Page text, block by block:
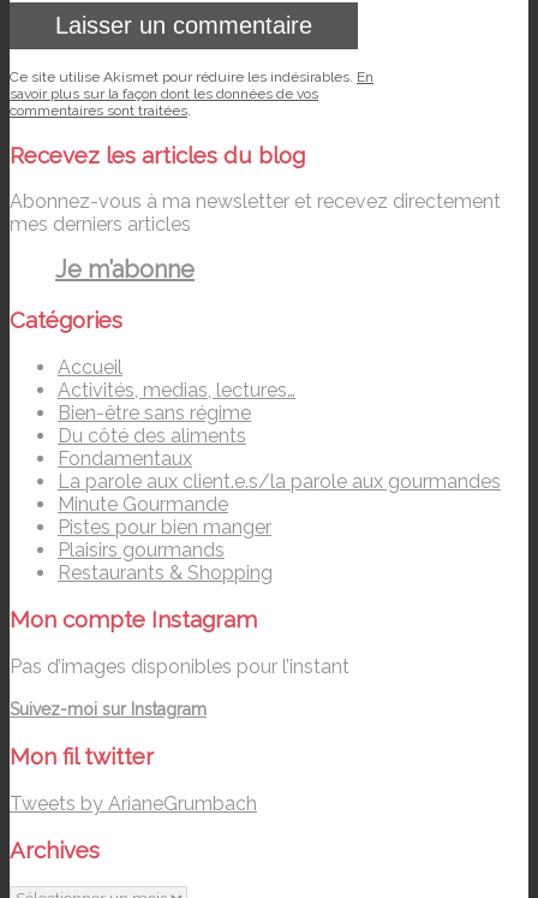
Ce site utilise Akismet pour réduire les indésirables. En
savoir plus sur la façon dont les données de vos
commentaires sont traitées.
Recevez les articles du blog
Abonnez-vous à ma newsletter et recevez directement
mes derniers articles
Je m’abonne
Catégories
Accueil
Activités, medias, lectures…
Bien-être sans régime
Du côté des aliments
Fondamentaux
La parole aux client.e.s/la parole aux gourmandes
Minute Gourmande
Pistes pour bien manger
Plaisirs gourmands
Restaurants & Shopping
Mon compte Instagram
Pas d’images disponibles pour l’instant
Suivez-moi sur Instagram
Mon fil twitter
Tweets by ArianeGrumbach
Archives